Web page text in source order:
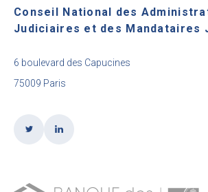
Conseil National des
Judiciaires et des Mandataires
6 boulevard des Capucines
75009 Paris